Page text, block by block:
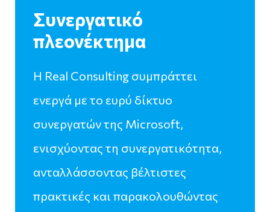
Συνεργατικό
πλεονέκτημα
Η Real Consulting συμπράττει
ενεργά με το ευρύ δίκτυο
συνεργατών της Microsoft,
ενισχύοντας τη συνεργατικότητα,
ανταλλάσσοντας βέλτιστες
πρακτικές και παρακολουθώντας